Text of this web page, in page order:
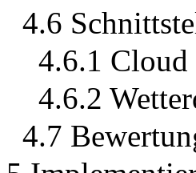
4.6
4.6.1 Cloud
4.6.2
4.7